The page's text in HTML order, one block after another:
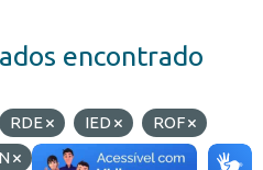
encontrado
RDE IED
ROF
HTML
Licenças: